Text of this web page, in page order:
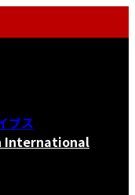
ブス
International